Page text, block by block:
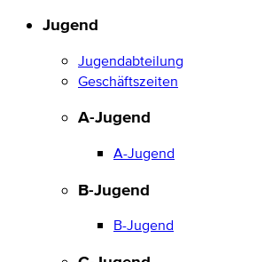
Jugend
Jugendabteilung
Geschäftszeiten
A-Jugend
A-Jugend
B-Jugend
B-Jugend